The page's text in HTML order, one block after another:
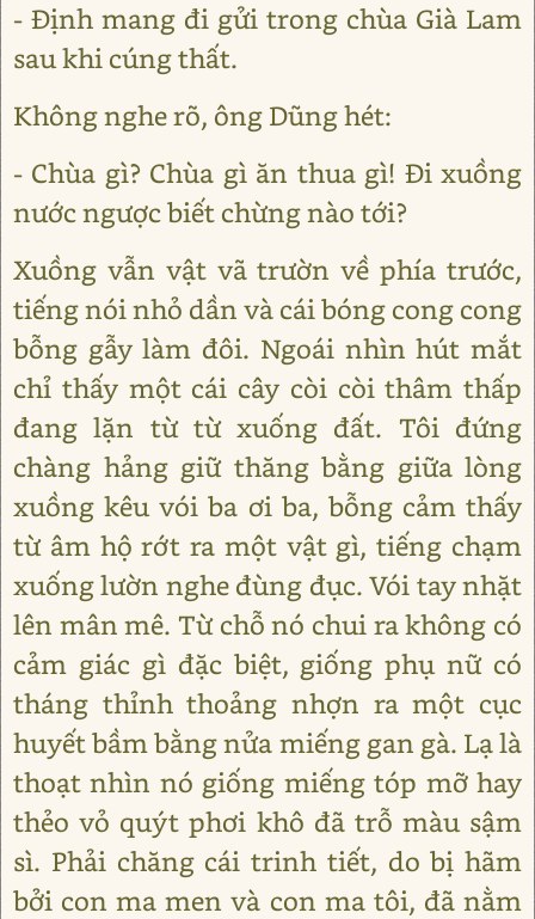
- Định mang đi gửi trong chùa Già Lam
sau khi cúng thất.
Không nghe rõ, ông Dũng hét:
- Chùa gì? Chùa gì ăn thua gì! Đi xuồng
nước ngược biết chừng nào tới?
Xuồng vẫn vật vã trườn về phía trước,
tiếng nói nhỏ dần và cái bóng cong cong
bỗng gẫy làm đôi. Ngoái nhìn hút mắt
chỉ thấy một cái cây còi còi thâm thấp
đang lặn từ từ xuống đất. Tôi đứng
chàng hảng giữ thăng bằng giữa lòng
xuồng kêu vói ba ơi ba, bỗng cảm thấy
từ âm hộ rớt ra một vật gì, tiếng chạm
xuống lườn nghe đùng đục. Vói tay nhặt
lên mân mê. Từ chỗ nó chui ra không có
cảm giác gì đặc biệt, giống phụ nữ có
tháng thỉnh thoảng nhợn ra một cục
huyết bầm bằng nửa miếng gan gà. Lạ là
thoạt nhìn nó giống miếng tóp mỡ hay
thẻo vỏ quýt phơi khô đã trỗ màu sậm
sì. Phải chăng cái trinh tiết, do bị hãm
bởi con ma men và con ma tôi, đã nằm